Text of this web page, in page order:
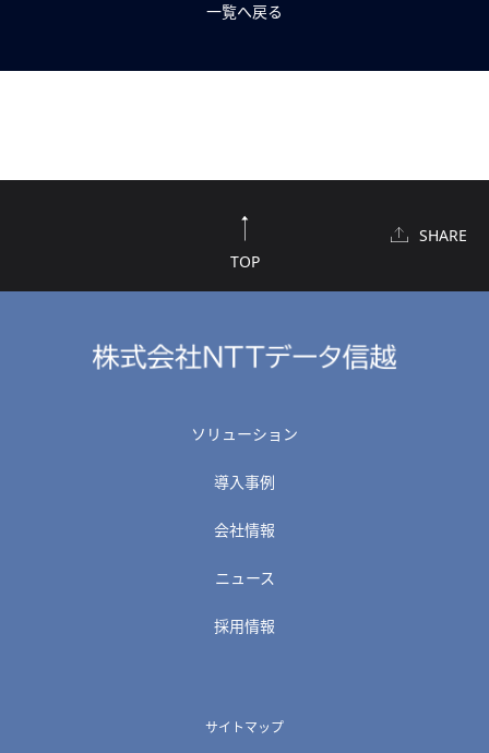
一覧へ戻る
TOP
SHARE
ソリューション
導入事例
会社情報
ニュース
採用情報
サイトマップ